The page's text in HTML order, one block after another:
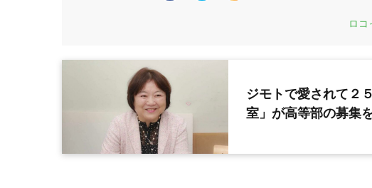
ロコ
ジモトで愛されて２
室」が高等部の募集